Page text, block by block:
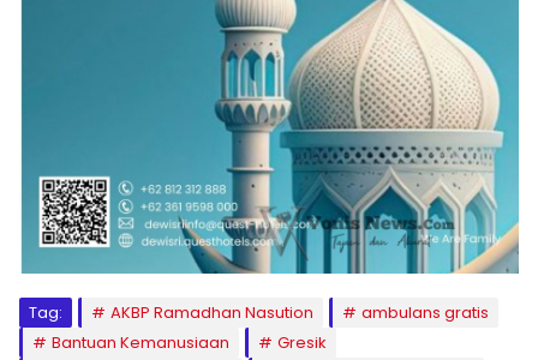
Tag: AKBP Ramadhan Nasution
ambulans gratis
Bantuan Kemanusiaan
Gresik